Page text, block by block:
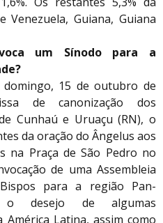
Venezuela, Guiana, Guiana
um Sínodo para a
15 de outubro de
de canonização dos
Cunhaú e Uruaçu (RN), o
da oração do Ângelus aos
na Praça de São Pedro no
de uma Assembleia
para a região Pan-
o desejo de algumas
América Latina, assim como